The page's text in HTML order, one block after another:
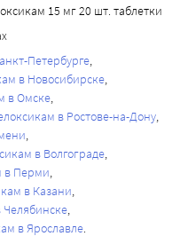
15 мг 20 шт. таблетки
Петербурге
в Новосибирске
в Омске
в Ростове-на-Дону
в Волгограде
в Перми
в Казани
в Ярославле